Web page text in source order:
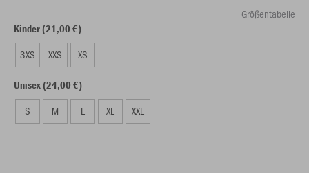
Größentabelle
Kinder (21,00 €)
3XS XXS XS
Unisex (24,00 €)
S M L XL XXL